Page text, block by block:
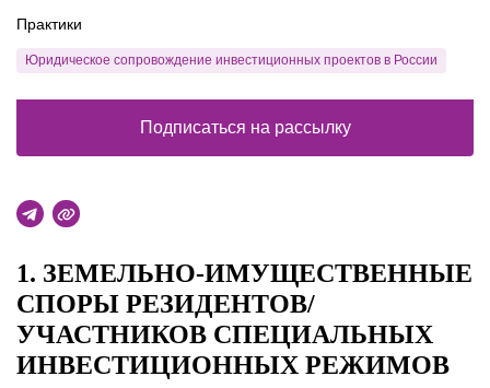
1. ЗЕМЕЛЬНО-ИМУЩЕСТВЕННЫЕ
СПОРЫ РЕЗИДЕНТОВ/
УЧАСТНИКОВ СПЕЦИАЛЬНЫХ
ИНВЕСТИЦИОННЫХ РЕЖИМОВ
Практики
Юридическое сопровождение инвестиционных проектов в России
Подписаться на рассылку